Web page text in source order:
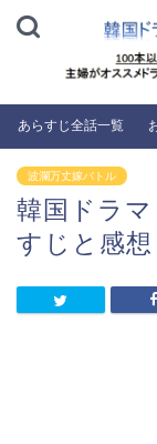
あらすじ全話一覧
波瀾万丈嫁バトル
韓国ドラ
すじと感想